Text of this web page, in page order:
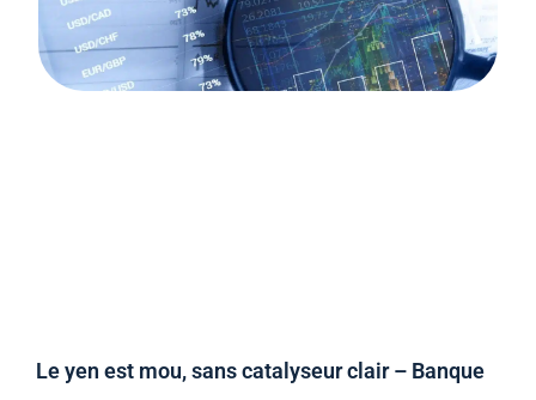
Le yen est mou, sans catalyseur clair – Banque